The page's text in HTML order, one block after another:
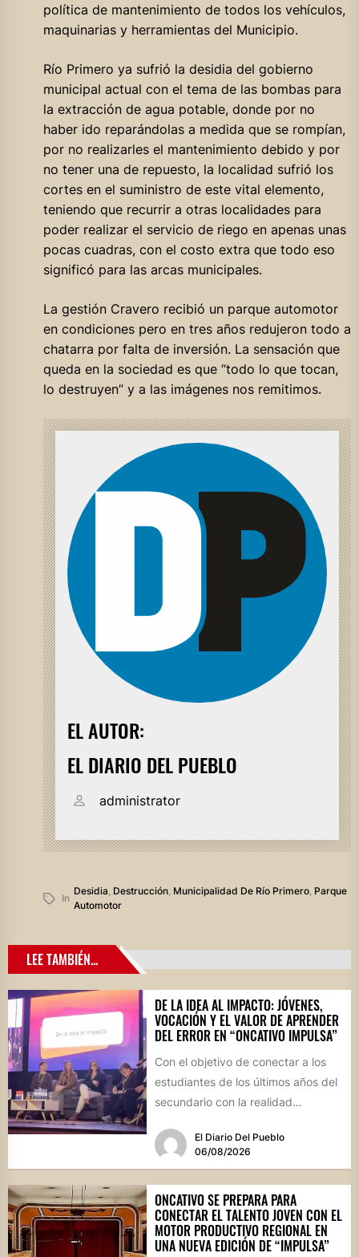
política de mantenimiento de todos los vehículos,
maquinarias y herramientas del Municipio.
Río Primero ya sufrió la desidia del gobierno
municipal actual con el tema de las bombas para
la extracción de agua potable, donde por no
haber ido reparándolas a medida que se rompían,
por no realizarles el mantenimiento debido y por
no tener una de repuesto, la localidad sufrió los
cortes en el suministro de este vital elemento,
teniendo que recurrir a otras localidades para
poder realizar el servicio de riego en apenas unas
pocas cuadras, con el costo extra que todo eso
significó para las arcas municipales.
La gestión Cravero recibió un parque automotor
en condiciones pero en tres años redujeron todo a
chatarra por falta de inversión. La sensación que
queda en la sociedad es que “todo lo que tocan,
lo destruyen” y a las imágenes nos remitimos.
EL AUTOR:
EL DIARIO DEL PUEBLO
administrator
In
Desidia Destrucción, Municipalidad De Río Primero, Parque
Automotor
LEE TAMBIÉN...
DE LA IDEA AL IMPACTO: JÓVENES,
VOCACIÓN Y EL VALOR DE APRENDER
DEL ERROR EN “ONCATIVO IMPULSA”
Con el objetivo de conectar a los
estudiantes de los últimos años del
secundario con la realidad
El Diario Del Pueblo
06/08/2026
ONCATIVO SE PREPARA PARA
CONECTAR EL TALENTO JOVEN CON EL
MOTOR PRODUCTIVO REGIONAL EN
UNA NUEVA EDICIÓN DE “IMPULSA”